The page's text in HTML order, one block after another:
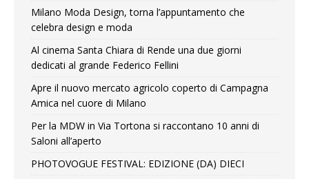
Milano Moda Design, torna l’appuntamento che
celebra design e moda
Al cinema Santa Chiara di Rende una due giorni
dedicati al grande Federico Fellini
Apre il nuovo mercato agricolo coperto di Campagna
Amica nel cuore di Milano
Per la MDW in Via Tortona si raccontano 10 anni di
Saloni all’aperto
PHOTOVOGUE FESTIVAL: EDIZIONE (DA) DIECI